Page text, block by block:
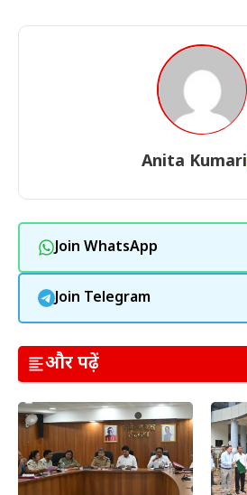
Anita Kumari
Join WhatsApp
Join Telegram
और पढ़ें